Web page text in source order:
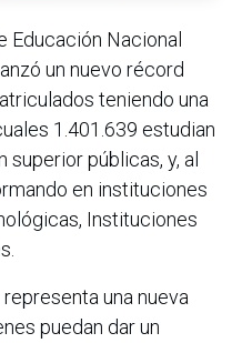
Educación Nacional
un nuevo récord
teniendo una
1.401.639 estudian
públicas, y, al
en instituciones
Instituciones
una nueva
puedan dar un